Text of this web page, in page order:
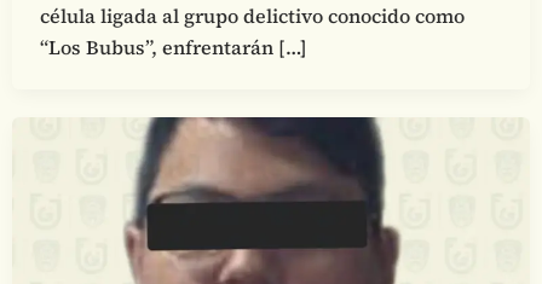
célula ligada al grupo delictivo conocido como
“Los Bubus”, enfrentarán […]